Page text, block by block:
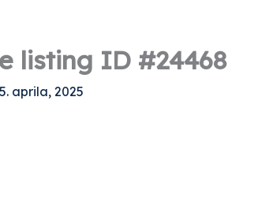
listing ID #24468
aprila, 2025